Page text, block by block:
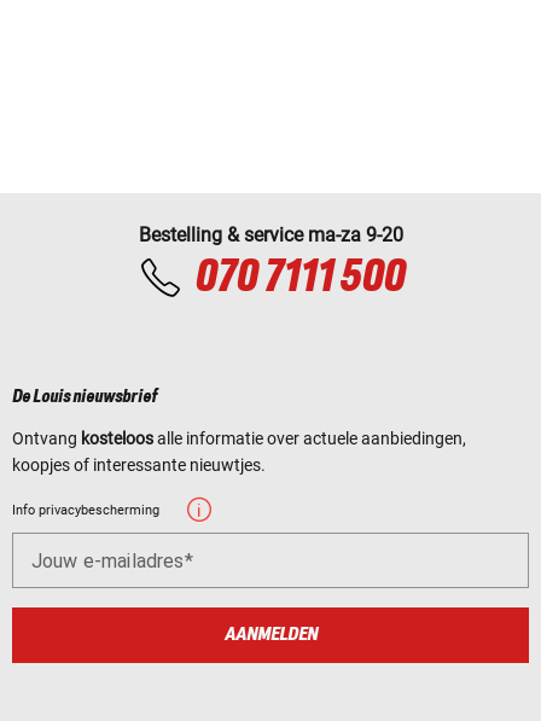
Bestelling & service ma-za 9-20
070 7111 500
De Louis nieuwsbrief
Ontvang kosteloosalle informatie over actuele aanbiedingen,
koopjes of interessante nieuwtjes.
Info privacybescherming
Jouw e-mailadres
AANMELDEN